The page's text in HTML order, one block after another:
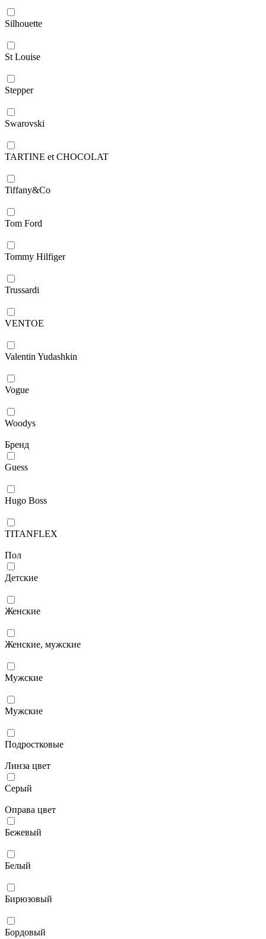
Silhouette
St Louise
Stepper
Swarovski
TARTINE et CHOCOLAT
Tiffany&Co
Tom Ford
Tommy Hilfiger
Trussardi
VENTOE
Valentin Yudashkin
Vogue
Woodys
Бренд
Guess
Hugo Boss
TITANFLEX
Пол
Детские
Женские
Женские, мужские
Мужcкие
Мужские
Подростковые
Линза цвет
Серый
Оправа цвет
Бежевый
Белый
Бирюзовый
Бордовый